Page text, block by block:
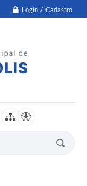
Login / Cadastro